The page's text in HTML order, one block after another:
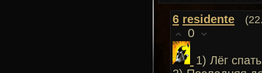
6 residente
0
1) Лёг